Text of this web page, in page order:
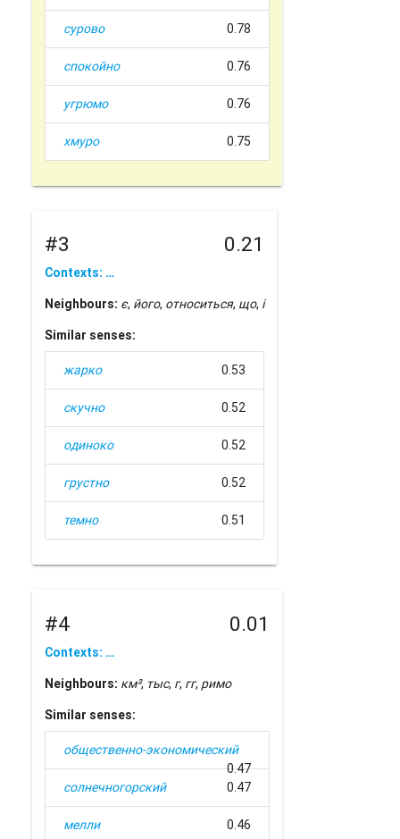
сурово 0.78
спокойно 0.76
угрюмо 0.76
хмуро 0.75
#3 0.21
Contexts: …
Neighbours: є, його, относиться, що, і
Similar senses:
жарко 0.53
скучно 0.52
одиноко 0.52
грустно 0.52
темно 0.51
#4 0.01
Contexts: …
Neighbours: км², тыс, г, гг, римо
Similar senses:
общественно-экономический
0.47
солнечногорский
0.47
мелли 0.46